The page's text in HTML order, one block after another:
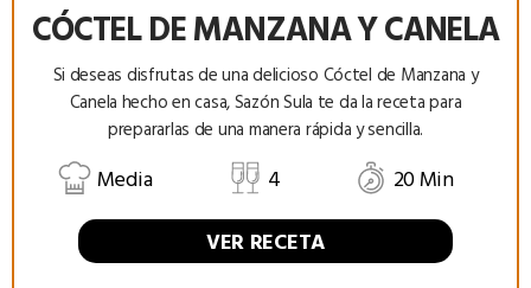
CÓCTEL DE MANZANA Y CANELA
Si deseas disfrutas de una delicioso Cóctel de Manzana y
Canela hecho en casa, Sazón Sula te da la receta para
prepararlas de una manera rápida y sencilla.
Media 4
20 Min
VER RECETA